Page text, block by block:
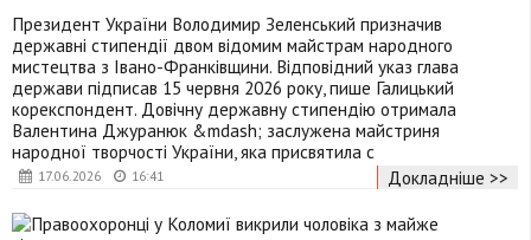
17.06.2026 16:41
Президент України Володимир Зеленський призначив
державні стипендії двом відомим майстрам народного
мистецтва з Івано-Франківщини. Відповідний указ глава
держави підписав 15 червня 2026 року, пише Галицький
корекспондент. Довічну державну стипендію отримала
Валентина Джуранюк &mdash; заслужена майстриня
народної творчості України, яка присвятила с
Докладніше >>